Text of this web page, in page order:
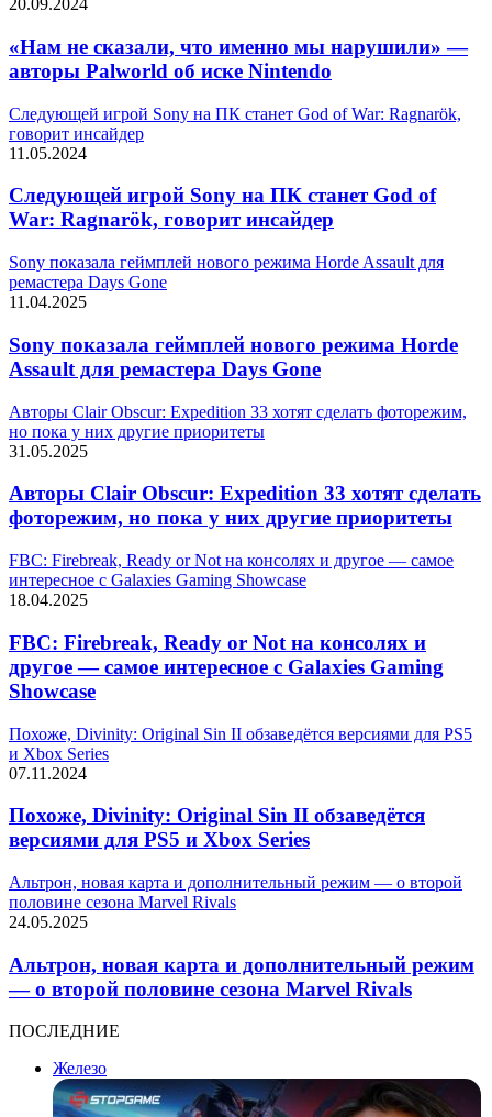
20.09.2024
«Нам не сказали, что именно мы нарушили» —
авторы Palworld об иске Nintendo
Следующей игрой Sony на ПК станет God of War: Ragnarök,
говорит инсайдер
11.05.2024
Следующей игрой Sony на ПК станет God of
War: Ragnarök, говорит инсайдер
Sony показала геймплей нового режима Horde Assault для
ремастера Days Gone
11.04.2025
Sony показала геймплей нового режима Horde
Assault для ремастера Days Gone
Авторы Clair Obscur: Expedition 33 хотят сделать фоторежим,
но пока у них другие приоритеты
31.05.2025
Авторы Clair Obscur: Expedition 33 хотят сделать
фоторежим, но пока у них другие приоритеты
FBC: Firebreak, Ready or Not на консолях и другое — самое
интересное с Galaxies Gaming Showcase
18.04.2025
FBC: Firebreak, Ready or Not на консолях и
другое — самое интересное с Galaxies Gaming
Showcase
Похоже, Divinity: Original Sin II обзаведётся версиями для PS5
и Xbox Series
07.11.2024
Похоже, Divinity: Original Sin II обзаведётся
версиями для PS5 и Xbox Series
Альтрон, новая карта и дополнительный режим — о второй
половине сезона Marvel Rivals
24.05.2025
Альтрон, новая карта и дополнительный режим
— о второй половине сезона Marvel Rivals
ПОСЛЕДНИЕ
Железо